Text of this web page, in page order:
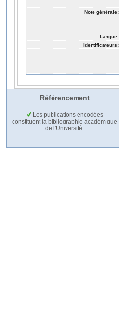
Note générale:
Langue:
Identificateurs:
Référencement
Les publications encodées
constituent la bibliographie académique
de l'Université.